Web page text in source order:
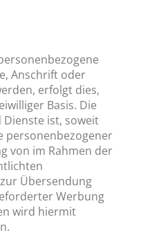
Anschrift oder
erfolgt dies,
Basis. Die
ist, soweit
personenbezogener
von im Rahmen der
Übersendung
Werbung
wird hiermit